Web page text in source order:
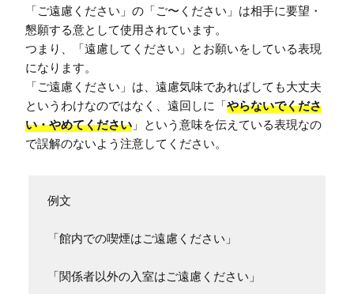
「ご遠慮ください」の「ご〜ください」は相手に要望・
懇願する意として使用されています。
つまり、「遠慮してください」とお願いをしている表現
になります。
「ご遠慮ください」は、遠慮気味であればしても大丈夫
というわけなのではなく、遠回しに「やらないでくださ
い・やめてください 」という意味を伝えている表現なの
例文
「館内での喫煙はご遠慮ください」
「関係者以外の入室はご遠慮ください」